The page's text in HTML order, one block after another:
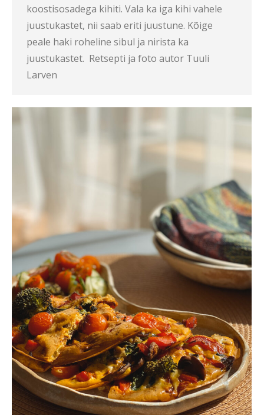
koostisosadega kihiti. Vala ka iga kihi vahele
juustukastet, nii saab eriti juustune. Kõige
peale haki roheline sibul ja nirista ka
juustukastet. Retsepti ja foto autor Tuuli
Larven